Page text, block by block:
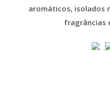
aromáticos, isolados
fragrâncias